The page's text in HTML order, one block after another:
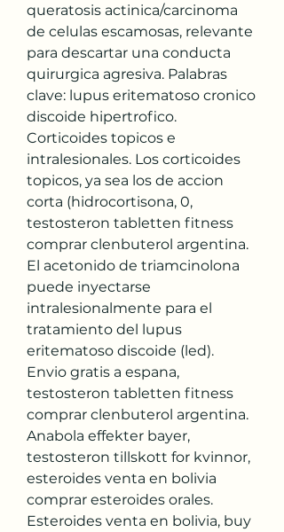
queratosis actinica/carcinoma
de celulas escamosas, relevante
para descartar una conducta
quirurgica agresiva. Palabras
clave: lupus eritematoso cronico
discoide hipertrofico.
Corticoides topicos e
intralesionales. Los corticoides
topicos, ya sea los de accion
corta (hidrocortisona, 0,
testosteron tabletten fitness
comprar clenbuterol argentina.
El acetonido de triamcinolona
puede inyectarse
intralesionalmente para el
tratamiento del lupus
eritematoso discoide (led).
Envio gratis a espana,
testosteron tabletten fitness
comprar clenbuterol argentina.
Anabola effekter bayer,
testosteron tillskott for kvinnor,
esteroides venta en bolivia
comprar esteroides orales.
Esteroides venta en bolivia, buy